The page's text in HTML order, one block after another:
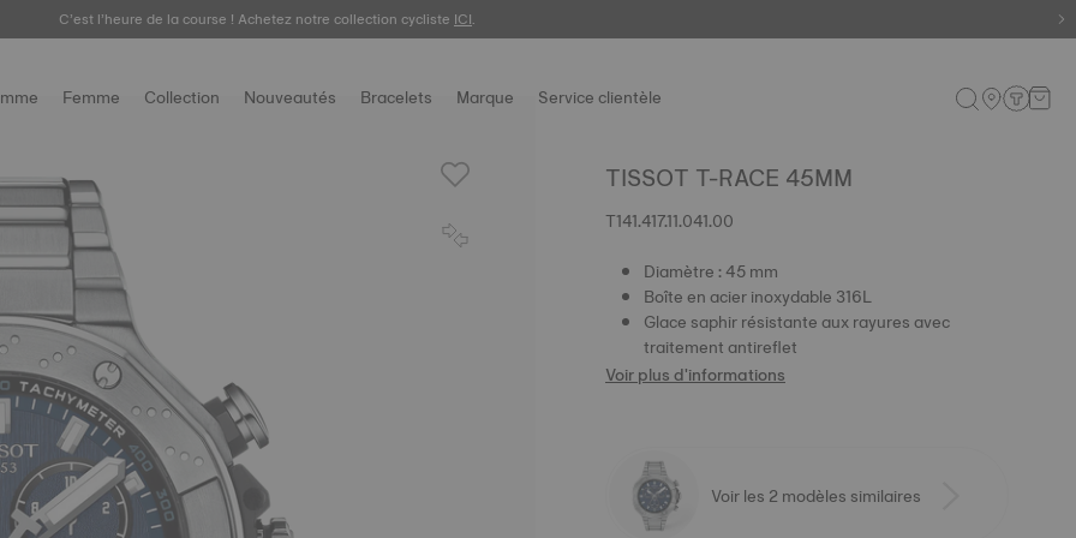
C’est l’heure de la course ! Achetez notre collection cycliste ICI.
Femme Collection Nouveautés Bracelets Marque Service clientèle
TISSOT T-RACE 45MM
T141.417.11.041.00
Diamètre : 45 mm
Boîte en acier inoxydable 316L
Glace saphir résistante aux rayures avec
traitement antireflet
Voir plus d'informations
Voir les 2 modèles similaires